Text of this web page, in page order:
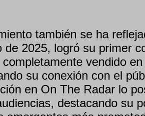
también se ha
de 2025, logró su primer
vendido
su conexión con el
en On The Radar lo
destacando su